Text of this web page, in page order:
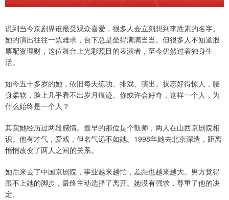
说到当今京剧界谁最受观众喜爱，很多人会立刻想到李胜素的名字。
她的演出往往一票难求，台下总是坐得满满当当。但很多人不知道股
票配资理财，这位舞台上光彩照目的表演者，至今仍然过着独身生
活。
如今五十多岁的她，依旧每天练功、排戏、演出。状态好得惊人，腰
身柔软，脸上几乎看不出岁月痕迹。你或许会好奇，这样一个人，为
什么始终是一个人？
其实她经历过两段感情。最早的那位是个鼓师，两人在山西京剧院相
识。他有才气，爱戏，但名气远不如她。1998年她去北京深造，距离
悄悄改变了两人之间的关系。
她后来去了中国京剧院，事业越来越忙，差距也越来越大。男方觉得
跟不上她的脚步，最终主动选择了离开。她没有强求，尊重了他的决
定。